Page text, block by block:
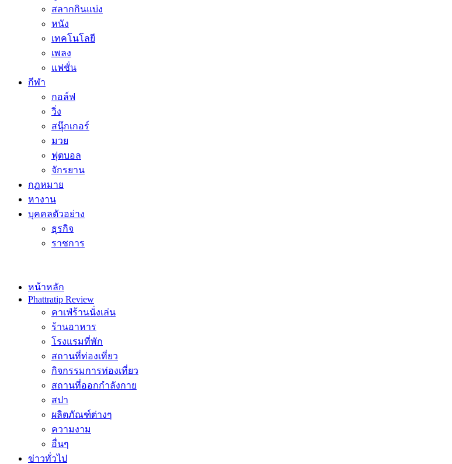
สลากกินแบ่ง
หนัง
เทคโนโลยี
เพลง
แฟชั่น
กีฬา
กอล์ฟ
วิ่ง
สนุ๊กเกอร์
มวย
ฟุตบอล
จักรยาน
กฏหมาย
หางาน
บุคคลตัวอย่าง
ธุรกิจ
ราชการ
หน้าหลัก
Phattratip Review
คาเฟ่ร้านนั่งเล่น
ร้านอาหาร
โรงแรมที่พัก
สถานที่ท่องเที่ยว
กิจกรรมการท่องเที่ยว
สถานที่ออกกำลังกาย
สปา
ผลิตภัณฑ์ต่างๆ
ความงาม
อื่นๆ
ข่าวทั่วไป